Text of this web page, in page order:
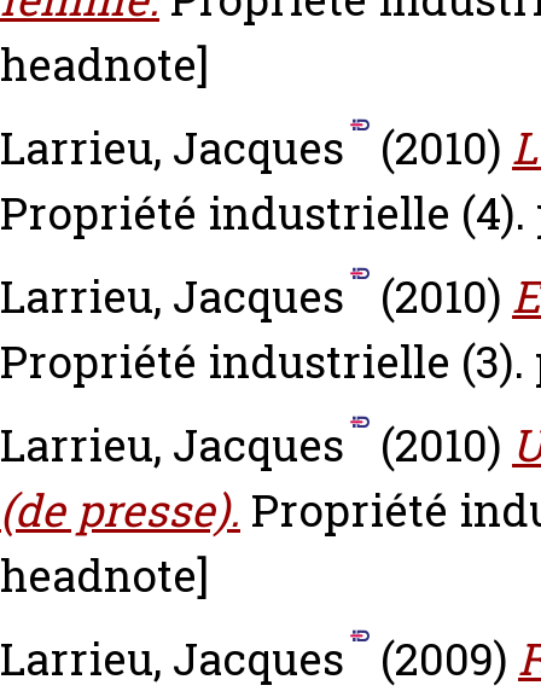
headnote]
Larrieu, Jacques
(2010)
Propriété industrielle (4).
Larrieu, Jacques
(2010)
Propriété industrielle (3).
Larrieu, Jacques
(2010)
(de presse). Propriété
headnote]
Larrieu, Jacques
(2009)